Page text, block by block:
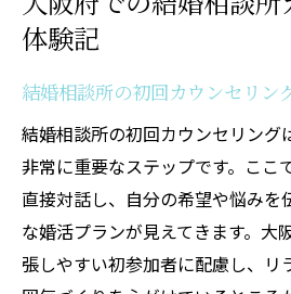
体験記
結婚相談所の初回カウンセリン
結婚相談所の初回カウンセリング
非常に重要なステップです。ここ
直接対話し、自分の希望や悩みを
な婚活プランが見えてきます。大
張しやすい初参加者に配慮し、リ